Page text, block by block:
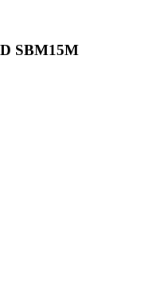
SBM15M